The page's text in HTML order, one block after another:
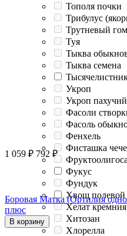
Тополя почки
Трибулус
Трутневый
Туя
Тыква
Тыква семена
Укроп
Укроп пахучий
Фасоли
Фасоль
Фенхель
Фисташка
Фукус
Фундук
Хвощ полевой
Хелат кремния
Хитозан
Хлорелла
1 059 ₽ 792 ₽
Боровая Матка (Ортилия
плюс
В корзину